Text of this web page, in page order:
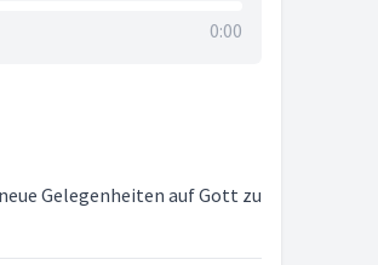
0:00
Gelegenheiten auf Gott zu